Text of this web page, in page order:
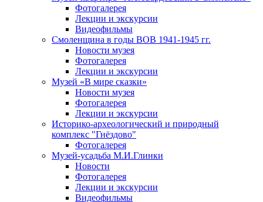
Фотогалерея
Лекции и экскурсии
Видеофильмы
Смоленщина в годы ВОВ 1941-1945 гг.
Новости музея
Фотогалерея
Лекции и экскурсии
Музей «В мире сказки»
Новости музея
Фотогалерея
Лекции и экскурсии
Историко-археологический и природный
комплекс "Гнёздово"
Фотогалерея
Музей-усадьба М.И.Глинки
Новости
Фотогалерея
Лекции и экскурсии
Видеофильмы